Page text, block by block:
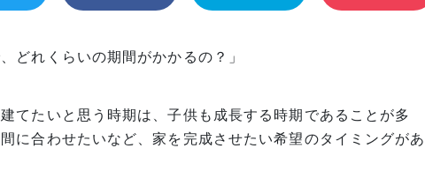
どれくらいの期間がかかるの？」
てたいと思う時期は、子供も成長する時期であることが多
に合わせたいなど、家を完成させたい希望のタイミングがあ